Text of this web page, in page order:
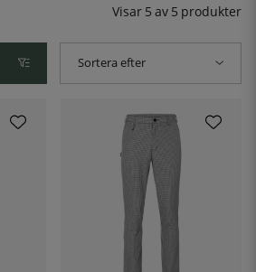
Visar 5 av 5 produkter
Sortera efter